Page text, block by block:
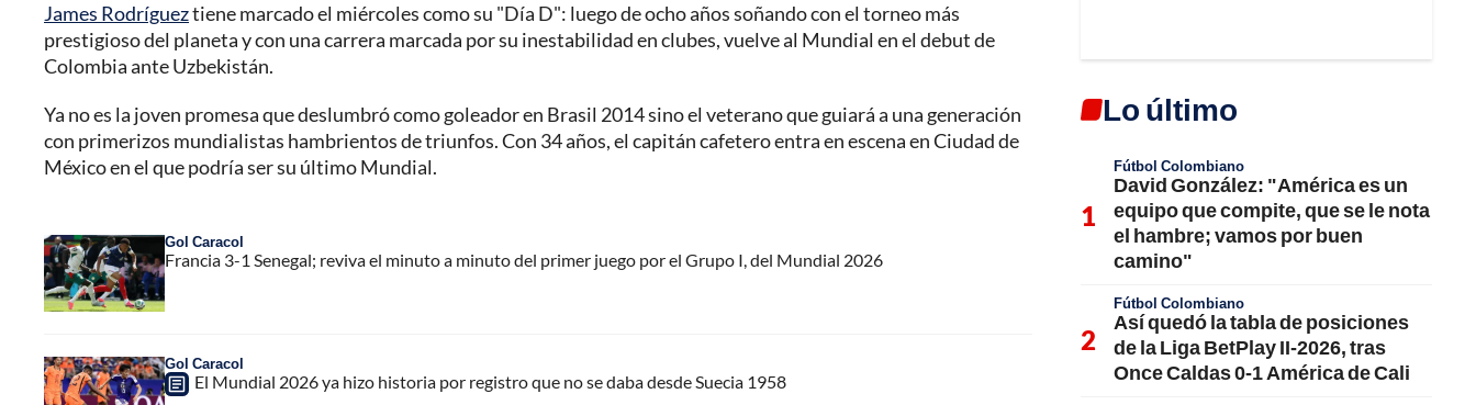
James Rodrígueztiene marcado el miércoles como su "Día D": luego de ocho años soñando con el torneo más
prestigioso del planeta y con una carrera marcada por su inestabilidad en clubes, vuelve al Mundial en el debut de
Colombia ante Uzbekistán.
Ya no es la joven promesa que deslumbró como goleador en Brasil 2014 sino el veterano que guiará a una generación
con primerizos mundialistas hambrientos de triunfos. Con 34 años, el capitán cafetero entra en escena en Ciudad de
México en el que podría ser su último Mundial.
Gol Caracol
Francia 3-1 Senegal; reviva el minuto a minuto del primer juego por el Grupo I, del Mundial 2026
Gol Caracol
El Mundial 2026 ya hizo historia por registro que no se daba desde Suecia 1958
Lo último
Fútbol Colombiano
David González: "América es un
equipo que compite, que se le nota
el hambre; vamos por buen
camino"
Fútbol Colombiano
Así quedó la tabla de posiciones
de la Liga BetPlay II-2026, tras
Once Caldas 0-1 América de Cali